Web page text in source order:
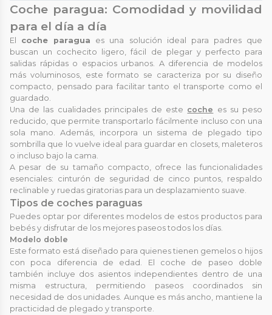
Coche paragua: Comodidad y movilidad
para el día a día
El coche paragua es una solución ideal para padres que
buscan un cochecito ligero, fácil de plegar y perfecto para
salidas rápidas o espacios urbanos. A diferencia de modelos
más voluminosos, este formato se caracteriza por su diseño
compacto, pensado para facilitar tanto el transporte como el
guardado.
Una de las cualidades principales de este coche es su peso
reducido, que permite transportarlo fácilmente incluso con una
sola mano. Además, incorpora un sistema de plegado tipo
sombrilla que lo vuelve ideal para guardar en closets, maleteros
o incluso bajo la cama.
A pesar de su tamaño compacto, ofrece las funcionalidades
esenciales: cinturón de seguridad de cinco puntos, respaldo
reclinable y ruedas giratorias para un desplazamiento suave.
Tipos de coches paraguas
Puedes optar por diferentes modelos de estos productos para
bebés y disfrutar de los mejores paseos todos los días.
Modelo doble
Este formato está diseñado para quienes tienen gemelos o hijos
con poca diferencia de edad. El coche de paseo doble
también incluye dos asientos independientes dentro de una
misma estructura, permitiendo paseos coordinados sin
necesidad de dos unidades. Aunque es más ancho, mantiene la
practicidad de plegado y transporte.